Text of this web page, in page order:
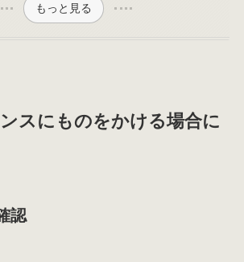
もっと見る
スにものをかける場合に
認